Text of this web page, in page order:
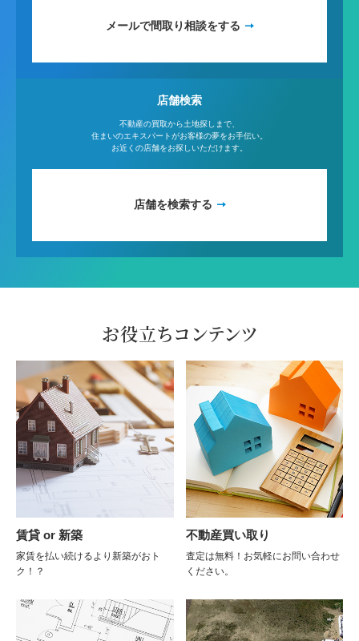
メールで間取り相談をする
店舗検索
不動産の買取から土地探しまで、
住まいのエキスパートがお客様の夢をお手伝い。
お近くの店舗をお探しいただけます。
店舗を検索する
お役立ちコンテンツ
賃貸 or 新築
家賃を払い続けるより新築がおト
ク！？
不動産買い取り
査定は無料！お気軽にお問い合わせ
ください。